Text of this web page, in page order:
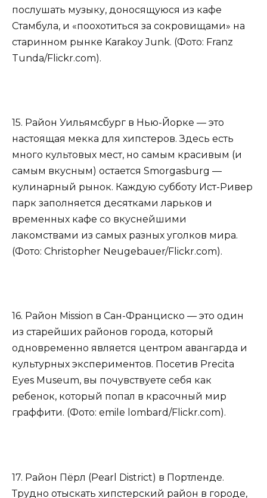
послушать музыку, доносящуюся из кафе
Стамбула, и «поохотиться за сокровищами» на
старинном рынке Karakoy Junk. (Фото: Franz
Tunda/Flickr.com).
15. Район Уильямсбург в Нью-Йорке — это
настоящая мекка для хипстеров. Здесь есть
много культовых мест, но самым красивым (и
самым вкусным) остается Smorgasburg —
кулинарный рынок. Каждую субботу Ист-Ривер
парк заполняется десятками ларьков и
временных кафе со вкуснейшими
лакомствами из самых разных уголков мира.
(Фото: Christopher Neugebauer/Flickr.com).
16. Район Mission в Сан-Франциско — это один
из старейших районов города, который
одновременно является центром авангарда и
культурных экспериментов. Посетив Precita
Eyes Museum, вы почувствуете себя как
ребенок, который попал в красочный мир
граффити. (Фото: emile lombard/Flickr.com).
17. Район Пёрл (Pearl District) в Портленде.
Трудно отыскать хипстерский район в городе,